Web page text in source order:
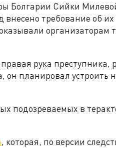
Болгарии Сийки
внесено требование об
организаторам
рука преступника,
планировал устроить
подозреваемых в
, которая, по версии